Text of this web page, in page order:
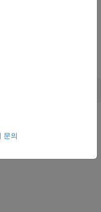
형 생성하기
Using the PicoScope
문의